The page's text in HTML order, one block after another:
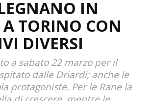
IN
TORINO CON
DIVERSI
a sabato 22 marzo per il
dalle Driardi; anche le
protagoniste. Per le Rane la